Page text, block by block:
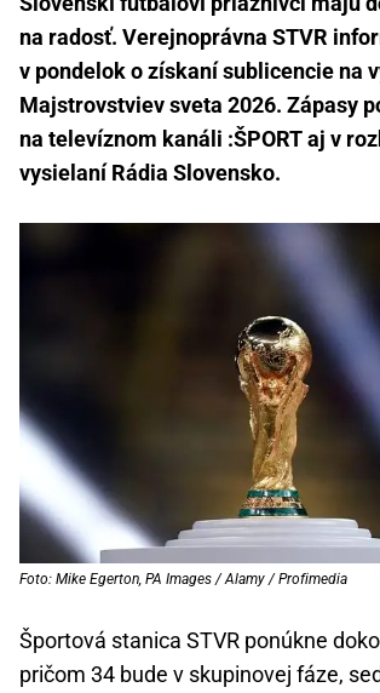
na radosť. Verejnoprávna STVR
v pondelok o získaní sublicencie na
Majstrovstviev sveta 2026. Zápasy
na televíznom kanáli :ŠPORT aj v
vysielaní Rádia Slovensko.
Foto: Mike Egerton, PA Images / Alamy / Profimedia
Športová stanica STVR ponúkne
pričom 34 bude v skupinovej fáze,